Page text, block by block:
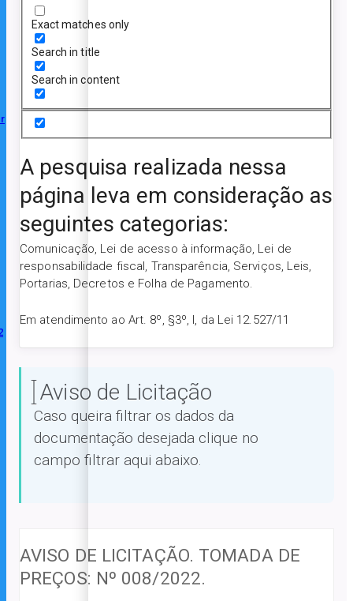
Exact matches only
Search in title
Search in content
A pesquisa realizada nessa
página leva em consideração as
seguintes categorias:
Comunicação, Lei de acesso à informação, Lei de
responsabilidade fiscal, Transparência, Serviços, Leis,
Portarias, Decretos e Folha de Pagamento.
Em atendimento ao Art. 8º, §3º, I, da Lei 12.527/11
Aviso de Licitação
Caso queira filtrar os dados da
documentação desejada clique no
campo filtrar aqui abaixo.
AVISO DE LICITAÇÃO. TOMADA DE
PREÇOS: Nº 008/2022.